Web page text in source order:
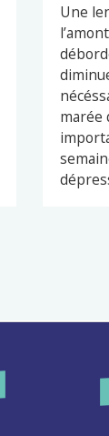
Une
marée